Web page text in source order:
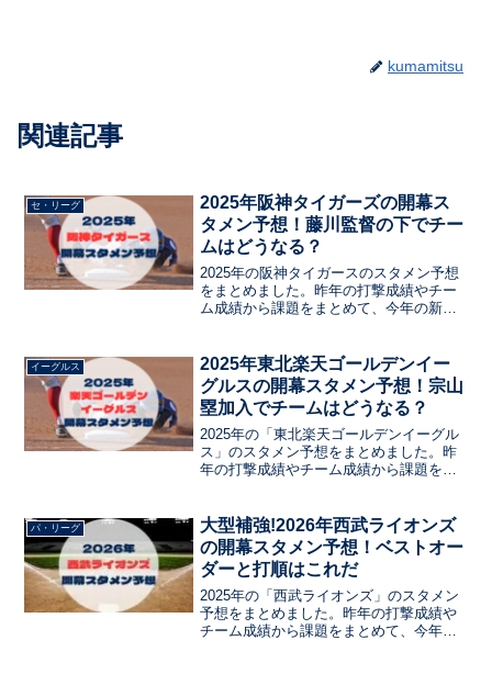
kumamitsu
関連記事
セ・リーグ
2025年阪神タイガーズの開幕ス
タメン予想！藤川監督の下でチー
ムはどうなる？
2025年の阪神タイガースのスタメン予想
をまとめました。昨年の打撃成績やチー
ム成績から課題をまとめて、今年の新戦
キーのスタメン入りはあるか？ベテラン
の起用は？
イーグルス
2025年東北楽天ゴールデンイー
グルスの開幕スタメン予想！宗山
塁加入でチームはどうなる？
2025年の「東北楽天ゴールデンイーグル
ス」のスタメン予想をまとめました。昨
年の打撃成績やチーム成績から課題をま
とめています。ルーキーのスタメン入り
はあるか？ベテランの起用は？
パ・リーグ
大型補強!2026年西武ライオンズ
の開幕スタメン予想！ベストオー
ダーと打順はこれだ
2025年の「西武ライオンズ」のスタメン
予想をまとめました。昨年の打撃成績や
チーム成績から課題をまとめて、今年の